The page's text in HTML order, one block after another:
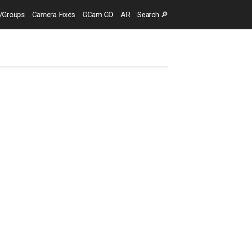
/Groups Camera Fixes GCam GO AR Search 🔎